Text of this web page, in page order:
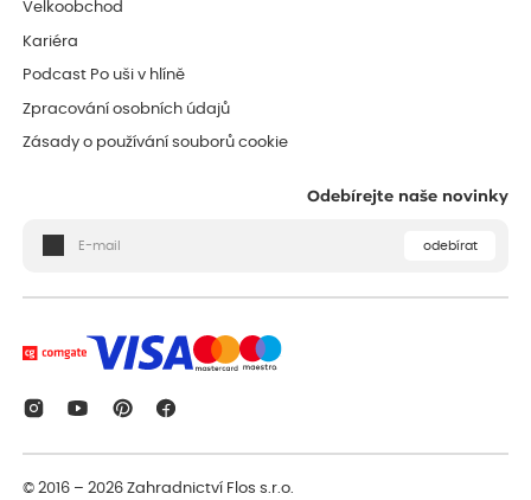
Velkoobchod
Kariéra
Podcast Po uši v hlíně
Zpracování osobních údajů
Zásady o používání souborů cookie
Odebírejte naše novinky
odebírat
© 2016 – 2026Zahradnictví Flos s.r.o.